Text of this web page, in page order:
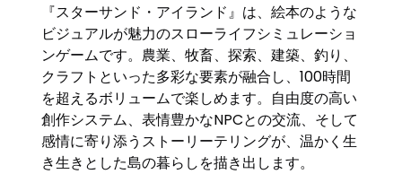
『スターサンド・アイランド』は、絵本のような
ビジュアルが魅力のスローライフシミュレーショ
ンゲームです。農業、牧畜、探索、建築、釣り、
クラフトといった多彩な要素が融合し、100時間
を超えるボリュームで楽しめます。自由度の高い
創作システム、表情豊かなNPCとの交流、そして
感情に寄り添うストーリーテリングが、温かく生
き生きとした島の暮らしを描き出します。